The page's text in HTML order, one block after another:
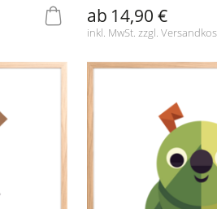
ab 14,90 €
inkl. MwSt. zzgl.